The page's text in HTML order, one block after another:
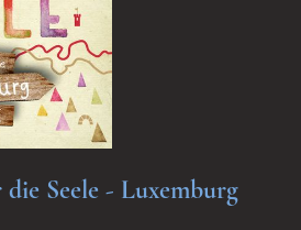
Seele - Luxemburg